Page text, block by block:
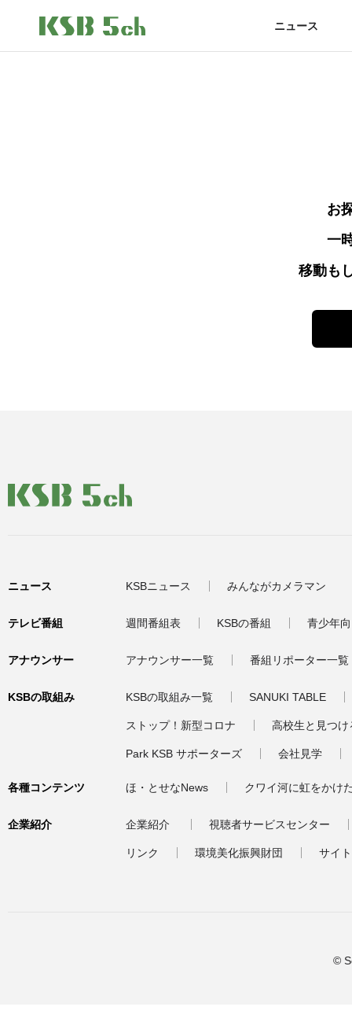
ニュース
お
一
移動も
ニュース KSBニュース みんながカメラマン
テレビ番組 週間番組表 KSBの番組 青少年
アナウンサー アナウンサー一覧 番組リポーター一覧
KSBの取組み KSBの取組み一覧 SANUKI TABLE
ストップ！新型コロナ 高校生と見つ
Park KSB サポーターズ 会社見学
各種コンテンツ ほ・とせなNews クワイ河に虹をかけ
企業紹介 企業紹介 視聴者サービスセンター
リンク 環境美化振興財団 サイ
©